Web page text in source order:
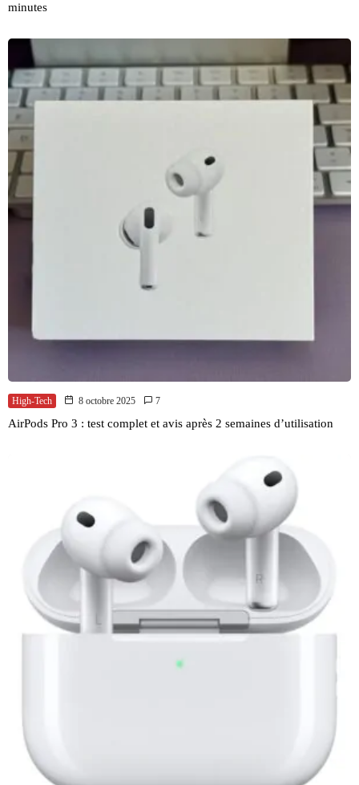
minutes
High-Tech 8 octobre 2025 7
AirPods Pro 3 : test complet et avis après 2 semaines d’utilisation